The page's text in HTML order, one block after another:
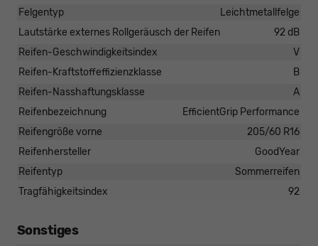
Felgentyp
Leichtmetallfelge
Lautstärke externes Rollgeräusch der Reifen
92 dB
Reifen-Geschwindigkeitsindex
V
Reifen-Kraftstoffeffizienzklasse
B
Reifen-Nasshaftungsklasse
A
Reifenbezeichnung
EfficientGrip Performance
Reifengröße vorne
205/60 R16
Reifenhersteller
GoodYear
Reifentyp
Sommerreifen
Tragfähigkeitsindex
92
Sonstiges